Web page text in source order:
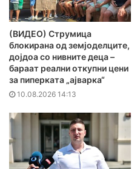
(ВИДЕО) Струмица
блокирана од земјоделците,
дојдоа со нивните деца –
бараат реални откупни цени
за пиперката „ајварка“
10.08.2026 14:13